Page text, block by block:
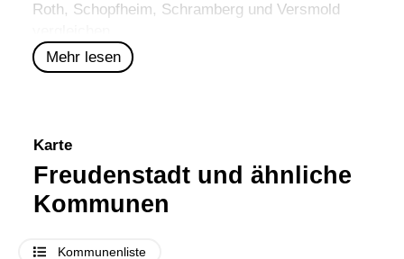
Roth, Schopfheim, Schramberg und Versmold
Mehr lesen
Karte
Freudenstadt und ähnliche
Kommunen
Kommunenliste